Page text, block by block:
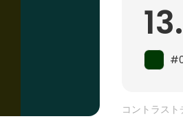
コントラスト